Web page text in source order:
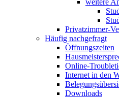
weitere
Privatzimmer-
Häufig nachgefragt
Öffnungszeiten
Online-
Internet in den
Downloads